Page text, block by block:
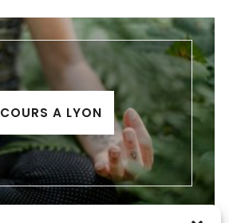
COURS A LYON